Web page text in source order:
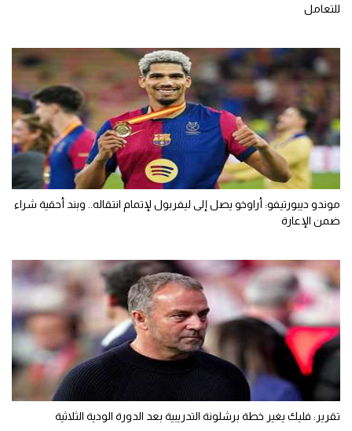
للتعامل
موندو ديبورتيفو: أراوخو يصل إلى ليفربول لإتمام انتقاله.. وبند أحقية شراء
ضمن الإعارة
تقرير: فليك يغير خطة برشلونة التدريبية بعد الدورة الودية الثلاثية